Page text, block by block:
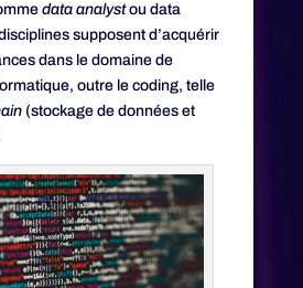
data analystou data
supposent d’acquérir
dans le domaine de
outre le coding, telle
(stockage de données et